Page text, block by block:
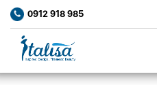
0912 918 985